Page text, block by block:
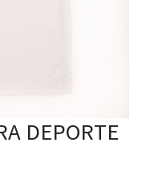
DEPORTE